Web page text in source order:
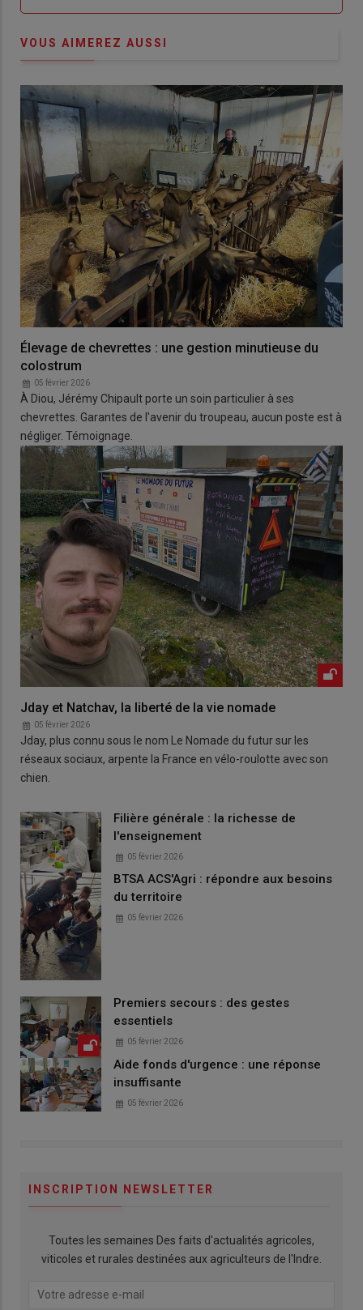
VOUS AIMEREZ AUSSI
Élevage de chevrettes : une gestion minutieuse du
colostrum
05 février 2026
À Diou, Jérémy Chipault porte un soin particulier à ses
chevrettes. Garantes de l'avenir du troupeau, aucun poste est à
négliger. Témoignage.
Jday et Natchav, la liberté de la vie nomade
05 février 2026
Jday, plus connu sous le nom Le Nomade du futur sur les
réseaux sociaux, arpente la France en vélo-roulotte avec son
chien.
Filière générale : la richesse de
l'enseignement
05 février 2026
BTSA ACS'Agri : répondre aux besoins
du territoire
05 février 2026
Premiers secours : des gestes
essentiels
05 février 2026
Aide fonds d'urgence : une réponse
insuffisante
05 février 2026
INSCRIPTION NEWSLETTER
Toutes les semaines Des faits d'actualités agricoles,
viticoles et rurales destinées aux agriculteurs de l'Indre.